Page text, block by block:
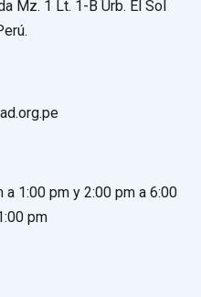
Mz. 1 Lt. 1-B Urb. El Sol
a 1:00 pm y 2:00 pm a 6:00
pm